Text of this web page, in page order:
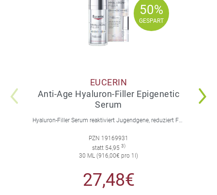
50%
GESPART
50%
GESPART
EUCERIN
Anti-Age Hyaluron-Filler Epigenetic
Serum
PZN 19169931
statt 54,95 3)
30 ML (916,00€ pro 1l)
27,48€